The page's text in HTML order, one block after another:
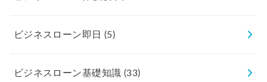
ビジネスローン即日 (5)
ビジネスローン基礎知識 (33)